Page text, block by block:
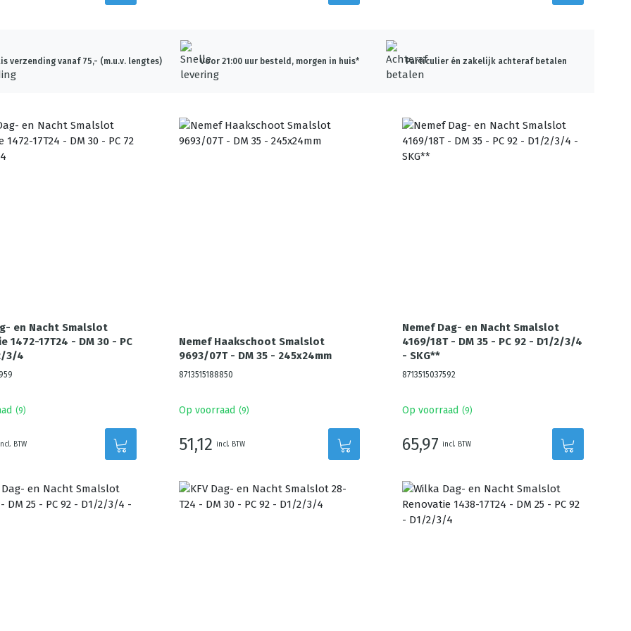
verzending vanaf 75,- (m.u.v. lengtes) Voor 21:00 uur besteld, morgen in huis* Particulier én zakelijk achteraf betalen
en Nacht Smalslot
1472-17T24 - DM 30 - PC
3/4
(9)
BTW
Nemef Haakschoot Smalslot
9693/07T - DM 35 - 245x24mm
8713515188850
Op voorraad (9)
51,12 incl. BTW
Nemef Dag- en Nacht Smalslot
4169/18T - DM 35 - PC 92 - D1/2/3/4
- SKG**
8713515037592
Op voorraad (9)
65,97 incl. BTW